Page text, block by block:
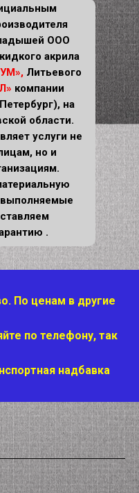
ООО
акрила
Литьевого
компании
на
области.
услуги не
но и
выполняемые
.
ЗАЯВКУ
По ценам в другие
по телефону, так
надбавка